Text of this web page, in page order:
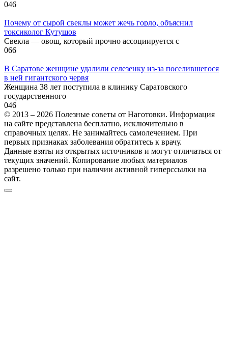
046
Почему от сырой свеклы может жечь горло, объяснил
токсиколог Кутушов
Свекла — овощ, который прочно ассоциируется с
066
В Саратове женщине удалили селезенку из-за поселившегося
в ней гигантского червя
Женщина 38 лет поступила в клинику Саратовского
государственного
046
© 2013 – 2026 Полезные советы от Наготовки. Информация
на сайте представлена бесплатно, исключительно в
справочных целях. Не занимайтесь самолечением. При
первых признаках заболевания обратитесь к врачу.
Данные взяты из открытых источников и могут отличаться от
текущих значений. Копирование любых материалов
разрешено только при наличии активной гиперссылки на
сайт.